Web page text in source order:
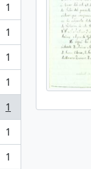
1
1
1
1
1
1
1